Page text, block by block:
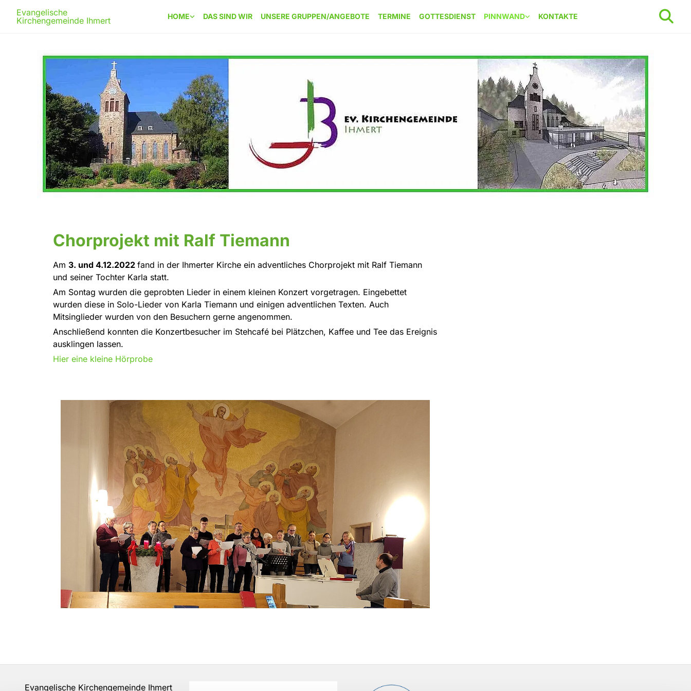
Evangelische
Kirchengemeinde Ihmert
HOME DAS SIND WIR UNSERE GRUPPEN/ANGEBOTE TERMINE GOTTESDIENST PINNWAND KONTAKTE
Chorprojekt mit Ralf Tiemann
Am 3. und 4.12.2022 fand in der Ihmerter Kirche ein adventliches Chorprojekt mit Ralf Tiemann
und seiner Tochter Karla statt.
Am Sontag wurden die geprobten Lieder in einem kleinen Konzert vorgetragen. Eingebettet
wurden diese in Solo-Lieder von Karla Tiemann und einigen adventlichen Texten. Auch
Mitsinglieder wurden von den Besuchern gerne angenommen.
Anschließend konnten die Konzertbesucher im Stehcafé bei Plätzchen, Kaffee und Tee das Ereignis
ausklingen lassen.
Hier eine kleine Hörprobe
Evangelische Kirchengemeinde Ihmert